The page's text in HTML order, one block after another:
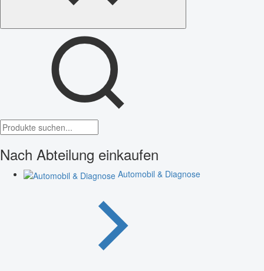
Nach Abteilung einkaufen
Automobil & Diagnose